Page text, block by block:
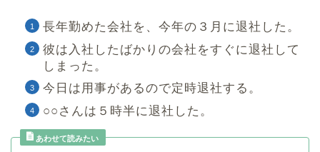
長年勤めた会社を、今年の３月に退社した。
彼は入社したばかりの会社をすぐに退社して
しまった。
今日は用事があるので定時退社する。
○○さんは５時半に退社した。